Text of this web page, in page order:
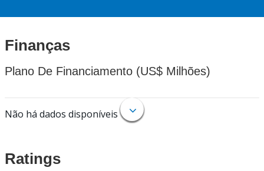
Finanças
Plano De Financiamento (US$ Milhões)
Não há dados disponíveis
Ratings